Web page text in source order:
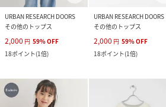
URBAN RESEARCH DOORS
その他のトップス
2,000 円 59%OFF
18ポイント(1倍)
URBAN RESEARCH DOORS
その他のトップス
2,000 円 59%OFF
18ポイント(1倍)